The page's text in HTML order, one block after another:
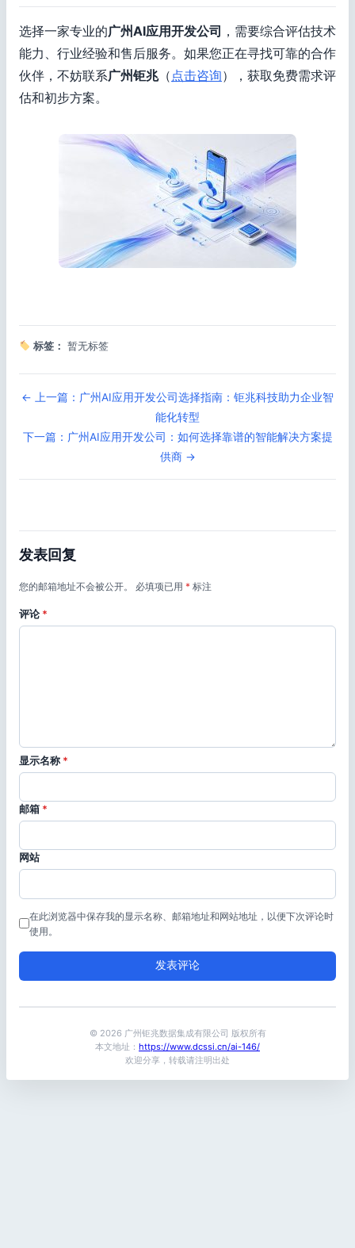
选择一家专业的广州AI应用开发公司 ，需要综合评估技术
能力、行业经验和售后服务。如果您正在寻找可靠的合作
伙伴，不妨联系广州钜兆（ 点击咨询），获取免费需求评
估和初步方案。
标签： 暂无标签
← 上一篇：广州AI应用开发公司选择指南：钜兆科技助力企业智
能化转型
下一篇：广州AI应用开发公司：如何选择靠谱的智能解决方案提
供商 →
发表回复
您的邮箱地址不会被公开。 必填项已用 * 标注
评论 *
显示名称 *
邮箱 *
网站
在此浏览器中保存我的显示名称、邮箱地址和网站地址，以便下次评论时
使用。
© 2026 广州钜兆数据集成有限公司 版权所有
本文地址： https://www.dcssi.cn/ai-146/
欢迎分享，转载请注明出处